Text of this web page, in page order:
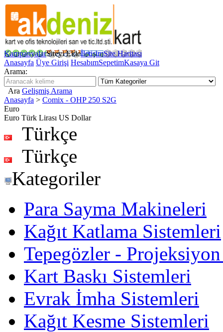
KampanyalarSiteyi EkleİletişimSite Haritası
Anasayfa Üye Girişi HesabımSepetimKasaya Git
Arama:
Ara Gelişmiş Arama
Anasayfa > Comix - OHP 250 S2G
Euro
Euro Türk Lirası US Dollar
Türkçe
Türkçe
Kategoriler
Para Sayma Makineleri
Kağıt Katlama Sistemleri
Tepegözler -
Kart Baskı Sistemleri
Evrak İmha Sistemleri
Kağıt Kesme Sistemleri